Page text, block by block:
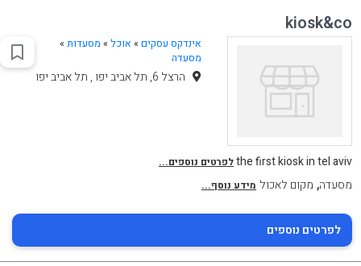
kiosk&co
אינדקס עסקים » אוכל» מסעדות»
מסעדה
הרצל 6, תל אביב יפו , תל אביב יפו
the first kiosk in tel avivלפרטים נוספים...
מסעדה, מקום לאכול מידע נוסף...
לפרטים נוספים